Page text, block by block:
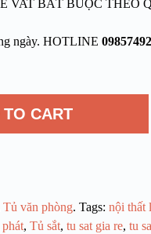
VAT BẮT BUỘC THEO
ngày. HOTLINE
TO CART
Tủ văn phòng. Tags: nội thất
, Tủ sắt, tu sat gia re, tu